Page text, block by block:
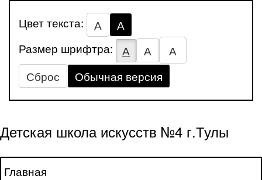
Цвет текста: А
А
Размер шрифтра:
А А
А
Сброс
Обычная версия
Детская школа искусств №4 г.Тулы
Главная